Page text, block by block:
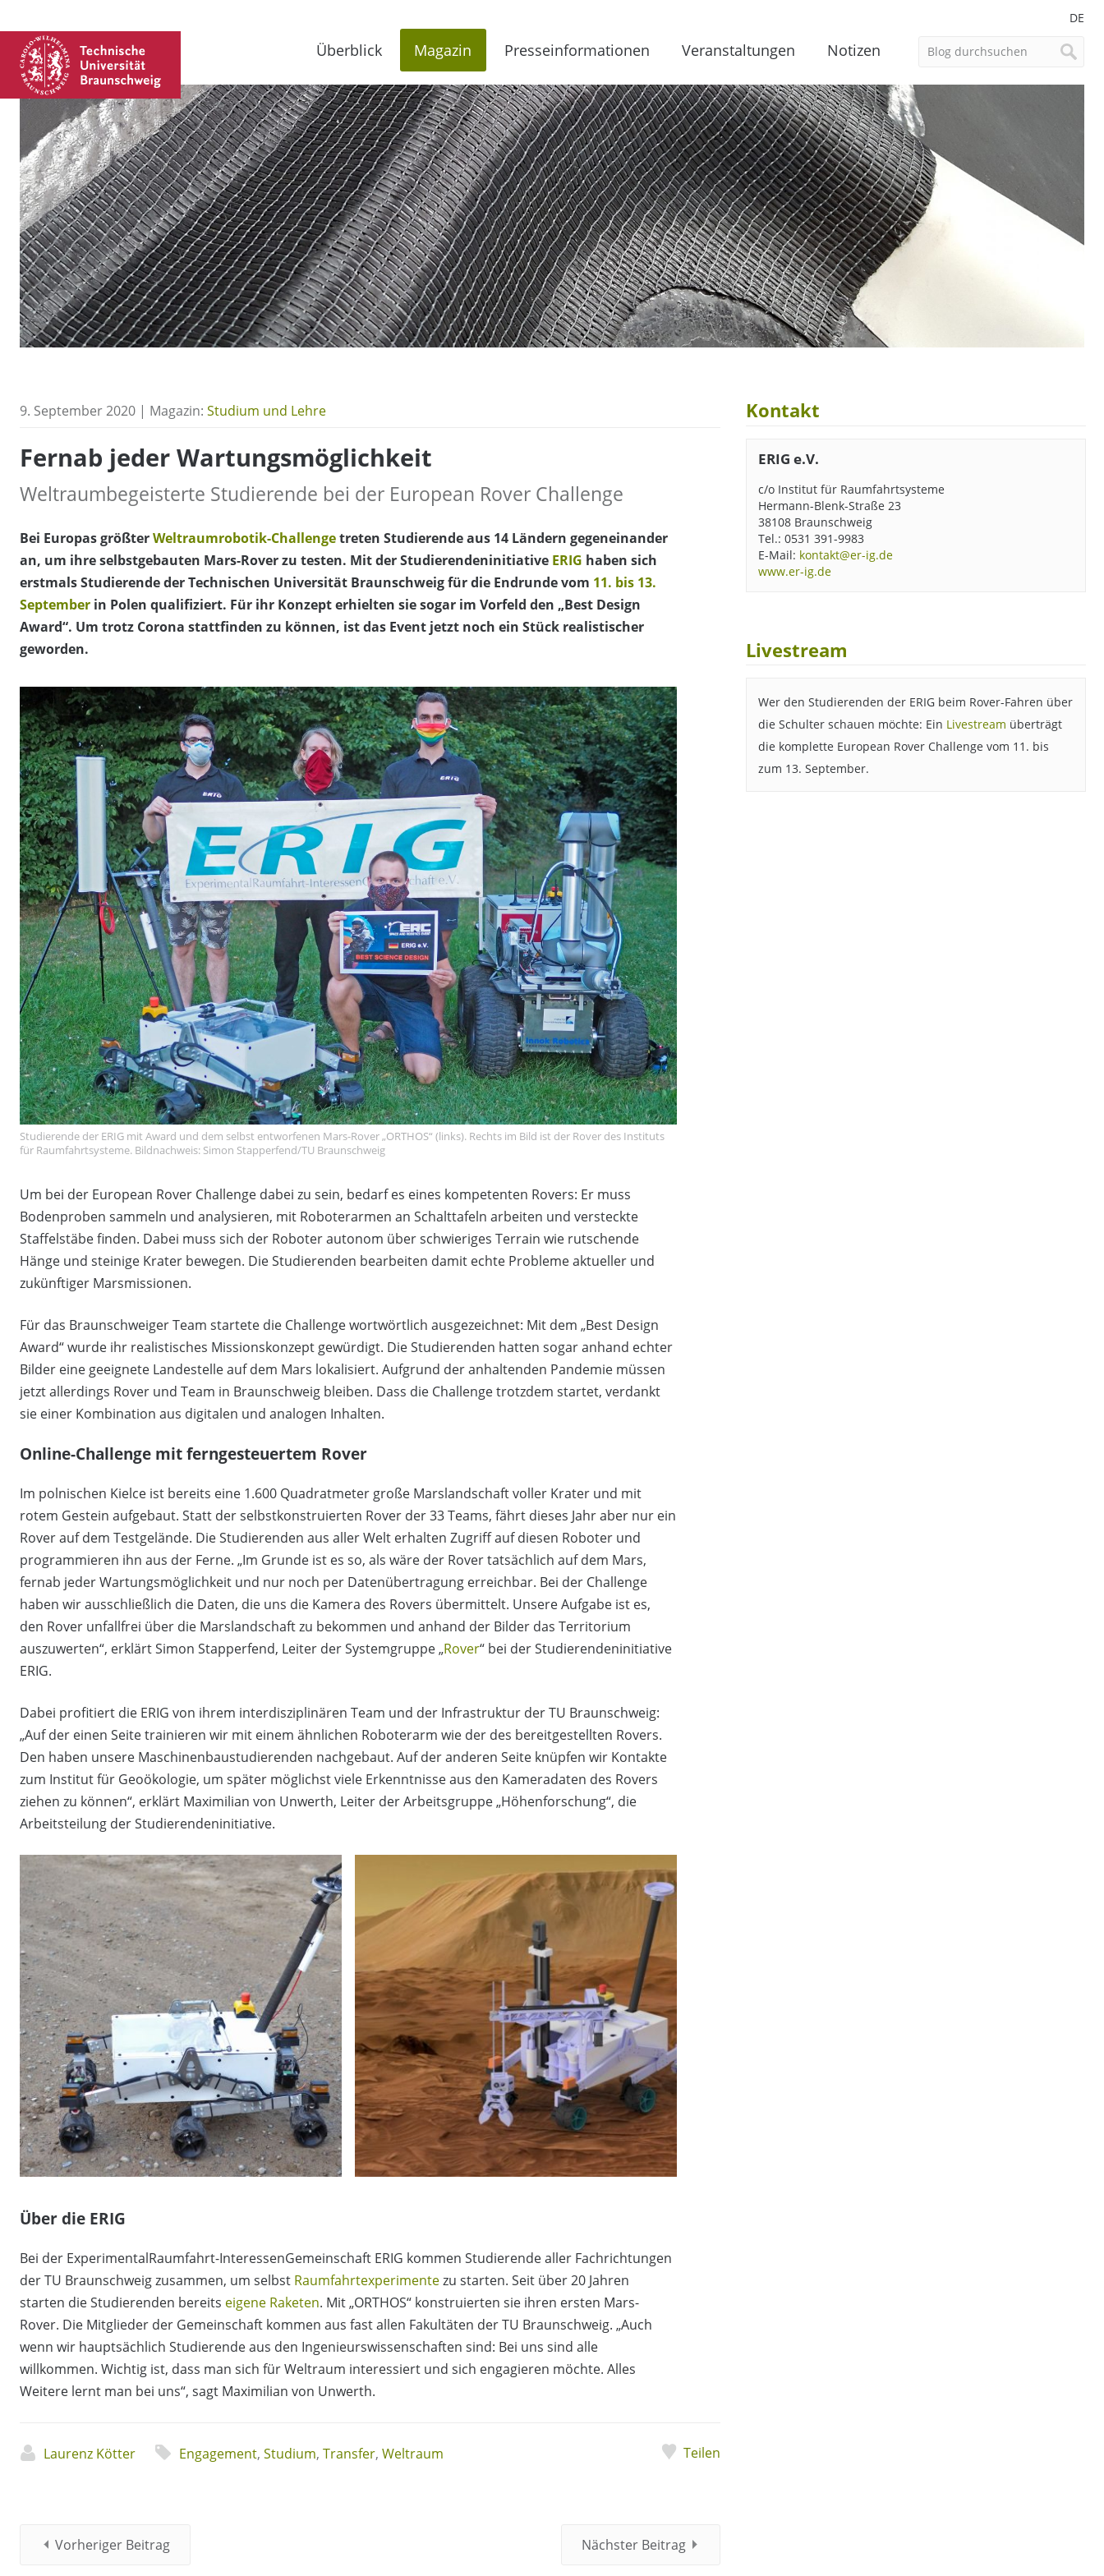
DE
Überblick Magazin Presseinformationen Veranstaltungen Notizen
9. September 2020 | Magazin: Studium und Lehre
Fernab jeder Wartungsmöglichkeit
Weltraumbegeisterte Studierende bei der European Rover Challenge
Bei Europas größterWeltraumrobotik-Challengetreten Studierende aus 14 Ländern gegeneinander
an, um ihre selbstgebauten Mars-Rover zu testen. Mit der Studierendeninitiative ERIG haben sich
erstmals Studierende der Technischen Universität Braunschweig für die Endrunde vom 11. bis 13.
September in Polen qualifiziert. Für ihr Konzept erhielten sie sogar im Vorfeld den „Best Design
Award“. Um trotz Corona stattfinden zu können, ist das Event jetzt noch ein Stück realistischer
geworden.
Studierende der ERIG mit Award und dem selbst entworfenen Mars-Rover „ORTHOS“ (links). Rechts im Bild ist der Rover des Instituts
für Raumfahrtsysteme. Bildnachweis: Simon Stapperfend/TU Braunschweig
Um bei der European Rover Challenge dabei zu sein, bedarf es eines kompetenten Rovers: Er muss
Bodenproben sammeln und analysieren, mit Roboterarmen an Schalttafeln arbeiten und versteckte
Staffelstäbe finden. Dabei muss sich der Roboter autonom über schwieriges Terrain wie rutschende
Hänge und steinige Krater bewegen. Die Studierenden bearbeiten damit echte Probleme aktueller und
zukünftiger Marsmissionen.
Für das Braunschweiger Team startete die Challenge wortwörtlich ausgezeichnet: Mit dem „Best Design
Award“ wurde ihr realistisches Missionskonzept gewürdigt. Die Studierenden hatten sogar anhand echter
Bilder eine geeignete Landestelle auf dem Mars lokalisiert. Aufgrund der anhaltenden Pandemie müssen
jetzt allerdings Rover und Team in Braunschweig bleiben. Dass die Challenge trotzdem startet, verdankt
sie einer Kombination aus digitalen und analogen Inhalten.
Online-Challenge mit ferngesteuertem Rover
Im polnischen Kielce ist bereits eine 1.600 Quadratmeter große Marslandschaft voller Krater und mit
rotem Gestein aufgebaut. Statt der selbstkonstruierten Rover der 33 Teams, fährt dieses Jahr aber nur ein
Rover auf dem Testgelände. Die Studierenden aus aller Welt erhalten Zugriff auf diesen Roboter und
programmieren ihn aus der Ferne. „Im Grunde ist es so, als wäre der Rover tatsächlich auf dem Mars,
fernab jeder Wartungsmöglichkeit und nur noch per Datenübertragung erreichbar. Bei der Challenge
haben wir ausschließlich die Daten, die uns die Kamera des Rovers übermittelt. Unsere Aufgabe ist es,
den Rover unfallfrei über die Marslandschaft zu bekommen und anhand der Bilder das Territorium
auszuwerten“, erklärt Simon Stapperfend, Leiter der Systemgruppe „Rover“ bei der Studierendeninitiative
ERIG.
Dabei profitiert die ERIG von ihrem interdisziplinären Team und der Infrastruktur der TU Braunschweig:
„Auf der einen Seite trainieren wir mit einem ähnlichen Roboterarm wie der des bereitgestellten Rovers.
Den haben unsere Maschinenbaustudierenden nachgebaut. Auf der anderen Seite knüpfen wir Kontakte
zum Institut für Geoökologie, um später möglichst viele Erkenntnisse aus den Kameradaten des Rovers
ziehen zu können“, erklärt Maximilian von Unwerth, Leiter der Arbeitsgruppe „Höhenforschung“, die
Arbeitsteilung der Studierendeninitiative.
Über die ERIG
Bei der ExperimentalRaumfahrt-InteressenGemeinschaft ERIG kommen Studierende aller Fachrichtungen
der TU Braunschweig zusammen, um selbst Raumfahrtexperimentezu starten. Seit über 20 Jahren
starten die Studierenden bereits eigene Raketen. Mit „ORTHOS“ konstruierten sie ihren ersten Mars-
Rover. Die Mitglieder der Gemeinschaft kommen aus fast allen Fakultäten der TU Braunschweig. „Auch
wenn wir hauptsächlich Studierende aus den Ingenieurswissenschaften sind: Bei uns sind alle
willkommen. Wichtig ist, dass man sich für Weltraum interessiert und sich engagieren möchte. Alles
Weitere lernt man bei uns“, sagt Maximilian von Unwerth.
Laurenz Kötter Engagement, Studium, Transfer, Weltraum Teilen
Kontakt
ERIG e.V.
c/o Institut für Raumfahrtsysteme
Hermann-Blenk-Straße 23
38108 Braunschweig
Tel.: 0531 391-9983
E-Mail: kontakt@er-ig.de
www.er-ig.de
Livestream
Wer den Studierenden der ERIG beim Rover-Fahren über
die Schulter schauen möchte: Ein Livestream überträgt
die komplette European Rover Challenge vom 11. bis
zum 13. September.
Vorheriger Beitrag Nächster Beitrag